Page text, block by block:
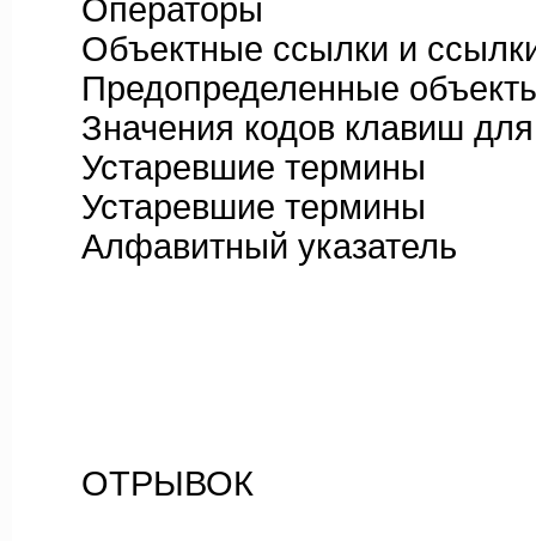
Операторы
Объектные ссылки и
Предопределенные
Значения кодов клавиш для
Устаревшие термины
Устаревшие термины
Алфавитный указатель
ОТРЫВОК